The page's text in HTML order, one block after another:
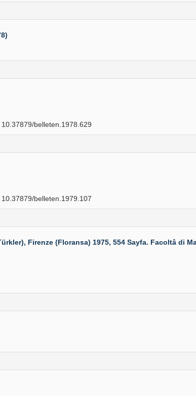
10.37879/belleten.1978.629
10.37879/belleten.1979.107
Firenze (Floransa) 1975, 554 Sayfa. Facoltâ di